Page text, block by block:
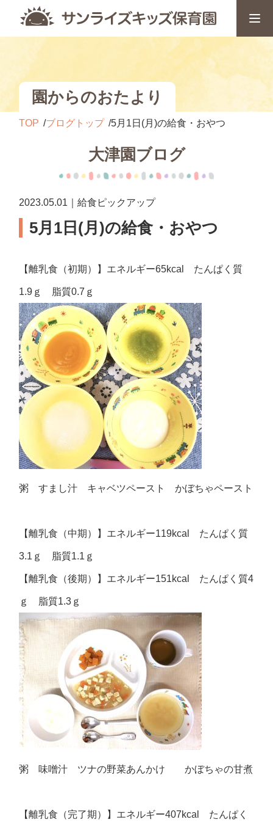
園からのおたより
TOP ブログトップ 5月1日(月)の給食・おやつ
大津園ブログ
2023.05.01｜給食ピックアップ
5月1日(月)の給食・おやつ
【離乳食（初期）】エネルギー65kcal たんぱく質
1.9ｇ 脂質0.7ｇ
粥 すまし汁 キャベツペースト かぼちゃペースト
【離乳食（中期）】エネルギー119kcal たんぱく質
3.1ｇ 脂質1.1ｇ
【離乳食（後期）】エネルギー151kcal たんぱく質4
ｇ 脂質1.3ｇ
粥 味噌汁 ツナの野菜あんかけ かぼちゃの甘煮
【離乳食（完了期）】エネルギー407kcal たんぱく